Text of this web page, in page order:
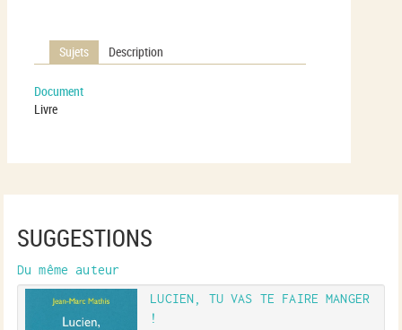
Sujets Description
Document
Livre
SUGGESTIONS
Du même auteur
LUCIEN, TU VAS TE FAIRE MANGER
!